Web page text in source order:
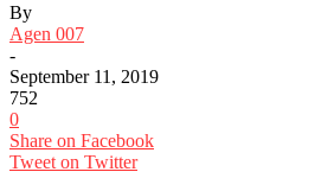
By
Agen 007
-
September 11, 2019
752
0
Share on Facebook
Tweet on Twitter